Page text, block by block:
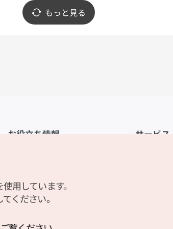
もっと見る
お役立ち情報
観光資料ダウンロード
デジタルブック／電子書籍
サービス
用しています。
ください。